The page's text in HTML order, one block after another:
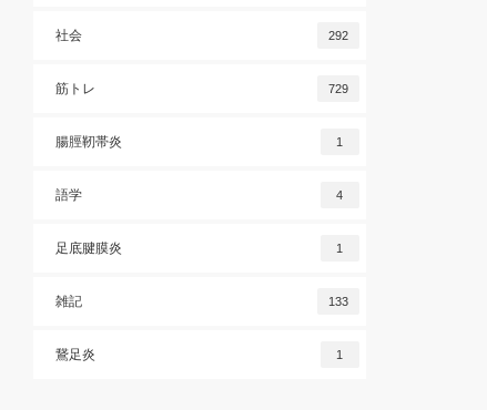
社会 292
筋トレ 729
腸脛靭帯炎 1
語学 4
足底腱膜炎 1
雑記 133
鵞足炎 1